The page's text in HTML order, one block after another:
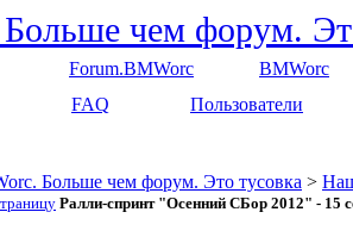
Forum.BMWorc
BMWorc
FAQ Пользователи
Больше чем форум. Это тусовка >
Ралли-спринт "Осенний СБор 2012" - 15